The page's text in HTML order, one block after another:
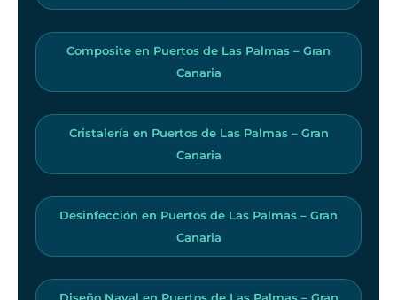
Composite en Puertos de Las Palmas – Gran
Canaria
Cristalería en Puertos de Las Palmas – Gran
Canaria
Desinfección en Puertos de Las Palmas – Gran
Canaria
Diseño Naval en Puertos de Las Palmas – Gran